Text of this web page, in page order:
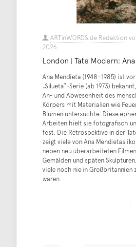
ARTinWORDS.de Redaktion
2026
London | Tate Modern:
Ana Mendieta (1948–1985) ist
„Silueta“-Serie (ab 1973)
An- und Abwesenheit des
Körpers mit Materialien wie
Blumen untersuchte. Diese
Arbeiten hielt sie fotografisch
fest. Die Retrospektive in der
zeigt viele von Ana Mendietas
neben neu überarbeiteten
Gemälden und späten
viele noch nie in Großbritannien
waren.